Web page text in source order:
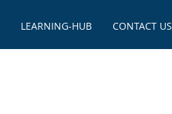
LEARNING-HUB CONTACT US